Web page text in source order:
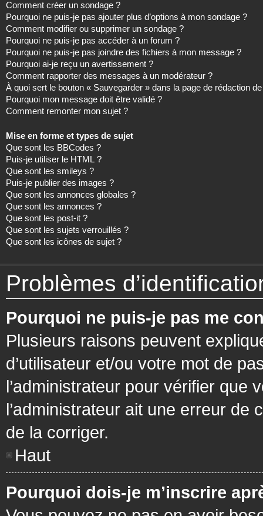
Comment créer un sondage ?
Pourquoi ne puis-je pas ajouter plus d’options à mon sondage ?
Comment modifier ou supprimer un sondage ?
Pourquoi ne puis-je pas accéder à un forum ?
Pourquoi ne puis-je pas joindre des fichiers à mon message ?
Pourquoi ai-je reçu un avertissement ?
Comment rapporter des messages à un modérateur ?
À quoi sert le bouton « Sauvegarder » dans la page de rédaction
Pourquoi mon message doit être validé ?
Comment remonter mon sujet ?
Mise en forme et types de sujet
Que sont les BBCodes ?
Puis-je utiliser le HTML ?
Que sont les smileys ?
Puis-je publier des images ?
Que sont les annonces globales ?
Que sont les annonces ?
Que sont les post-it ?
Que sont les sujets verrouillés ?
Que sont les icônes de sujet ?
Problèmes
Pourquoi ne puis-je pas me
Plusieurs raisons peuvent
d’utilisateur et/ou votre mot de
l’administrateur pour vérifier que
l’administrateur ait une erreur de
de la corriger.
Haut
Pourquoi dois-je m’inscrire